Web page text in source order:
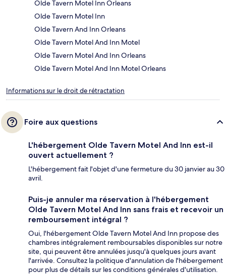
Olde Tavern Motel Inn Orleans
Olde Tavern Motel Inn
Olde Tavern And Inn Orleans
Olde Tavern Motel And Inn Motel
Olde Tavern Motel And Inn Orleans
Olde Tavern Motel And Inn Motel Orleans
Informations sur le droit de rétractation
Foire aux questions
L'hébergement Olde Tavern Motel And Inn est-il
ouvert actuellement ?
L'hébergement fait l'objet d'une fermeture du 30 janvier au 30
avril.
Puis-je annuler ma réservation à l'hébergement
Olde Tavern Motel And Inn sans frais et recevoir un
remboursement intégral ?
Oui, l'hébergement Olde Tavern Motel And Inn propose des
chambres intégralement remboursables disponibles sur notre
site, qui peuvent être annulées jusqu'à quelques jours avant
l'arrivée. Consultez la politique d'annulation de l'hébergement
pour plus de détails sur les conditions générales d'utilisation.